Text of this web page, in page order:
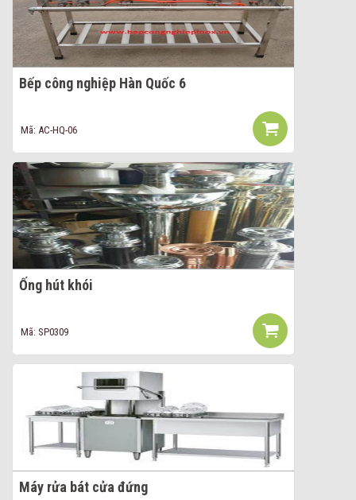
Bếp công nghiệp Hàn Quốc 6
Mã: AC-HQ-06
Ống hút khói
Mã: SP0309
Máy rửa bát cửa đứng